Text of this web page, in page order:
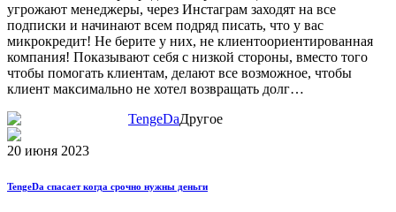
угрожают менеджеры, через Инстаграм заходят на все
подписки и начинают всем подряд писать, что у вас
микрокредит! Не берите у них, не клиентоориентированная
компания! Показывают себя с низкой стороны, вместо того
чтобы помогать клиентам, делают все возможное, чтобы
клиент максимально не хотел возвращать долг…
TengeDaДругое
20 июня 2023
TengeDa спасает когда срочно нужны деньги